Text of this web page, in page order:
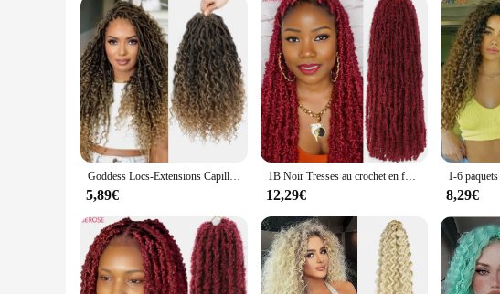
**A Tailored Fit for Every Hair Type**
Understanding the unique needs of black hair, these locks crochet are
causing damage. The locks crochet's adaptability makes them suitable for
these locks crochet are the perfect choice for those seeking a versatile and
Goddess Locs-Extensions Capillaires Synthétiques Pré-Bouclées, Faux Cheveux au Crochet, Style Boho, Hiphelicopter, pour Femme
5,89€
1B Noir Tresses au crochet en forme de papillon pour femmes et enfants #27 30 Marron Faux Locs Crochets Cheveux pour dreadlocks Cheveux pour tresses 100 % Fait main Cheveux Synthétiques 12 mèches/paquet
12,29€ 8,29€